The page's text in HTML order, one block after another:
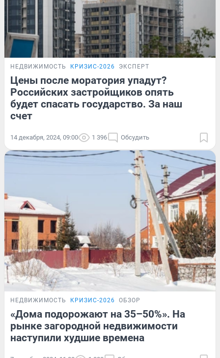
НЕДВИЖИМОСТЬ КРИЗИС-2026 ЭКСПЕРТ
Цены после моратория упадут?
Российских застройщиков опять
будет спасать государство. За наш
счет
14 декабря, 2024, 09:00 1 396 Обсудить
НЕДВИЖИМОСТЬ КРИЗИС-2026 ОБЗОР
«Дома подорожают на 35–50%». На
рынке загородной недвижимости
наступили худшие времена